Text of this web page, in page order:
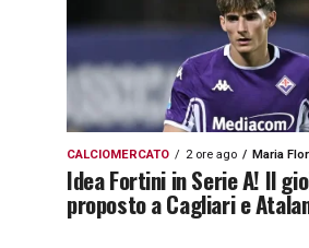
CALCIOMERCATO 2 ore ago Maria
Idea Fortini in Serie A! Il
proposto a Cagliari e